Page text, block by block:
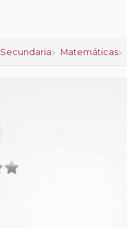
Secundaria Matemáticas